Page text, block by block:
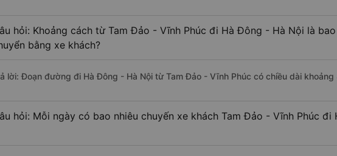
hỏi: Khoảng cách từ Tam Đảo - Vĩnh Phúc đi Hà Đông - Hà Nội là
bằng xe khách?
lời: Đoạn đường đi Hà Đông - Hà Nội từ Tam Đảo - Vĩnh Phúc có chiều dài khoảng
hỏi: Mỗi ngày có bao nhiêu chuyến xe khách Tam Đảo - Vĩnh Phúc đi